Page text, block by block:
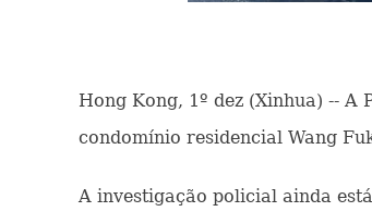
Hong Kong, 1º dez (Xinhua) --
condomínio residencial Wang
A investigação policial ainda